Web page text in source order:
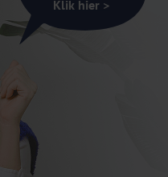
Klik hier >